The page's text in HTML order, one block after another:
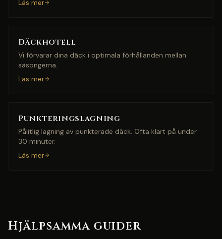
Läs mer
Däckhotell
Vi förvarar dina däck i optimala förhållanden mellan
säsongerna.
Läs mer
Punkteringslagning
Pålitlig lagning av punkterade däck. Ofta klart på under
30 minuter.
Läs mer
Hjälpsamma guider